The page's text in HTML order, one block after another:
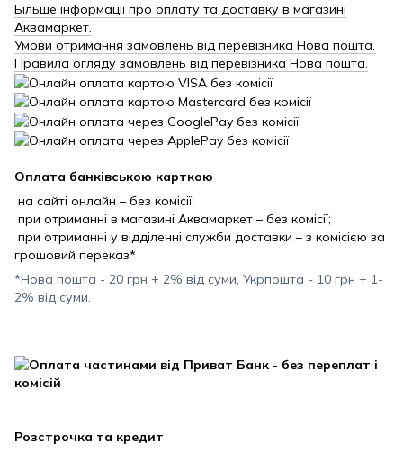
Більше інформації про оплату та доставку в магазині
Аквамаркет.
Умови отримання замовлень від перевізника Нова пошта.
Правила огляду замовлень від перевізника Нова пошта.
Оплата банківською карткою
на сайті онлайн – без комісії;
при отриманні в магазині Аквамаркет – без комісії;
при отриманні у відділенні служби доставки – з комісією за
грошовий переказ*
*Нова пошта - 20 грн + 2% від суми, Укрпошта - 10 грн + 1-
2% від суми.
Розстрочка та кредит